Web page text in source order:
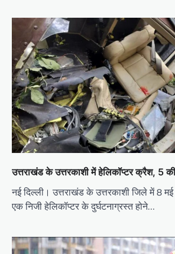
उत्तराखंड के उत्तरकाशी में हेलिकॉप्टर क्रैश, 5
नई दिल्ली। उत्तराखंड के उत्तरकाशी जिले में 8
एक निजी हेलिकॉप्टर के दुर्घटनाग्रस्त होने…